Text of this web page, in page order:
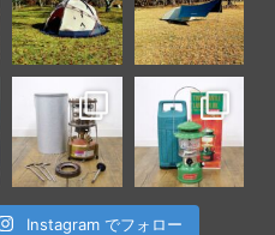
Instagram でフォロー